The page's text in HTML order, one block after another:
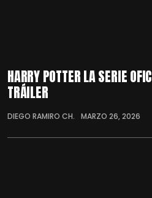
HARRY POTTER LA SERIE
TRÁILER
DIEGO RAMIRO CH. MARZO 26, 2026